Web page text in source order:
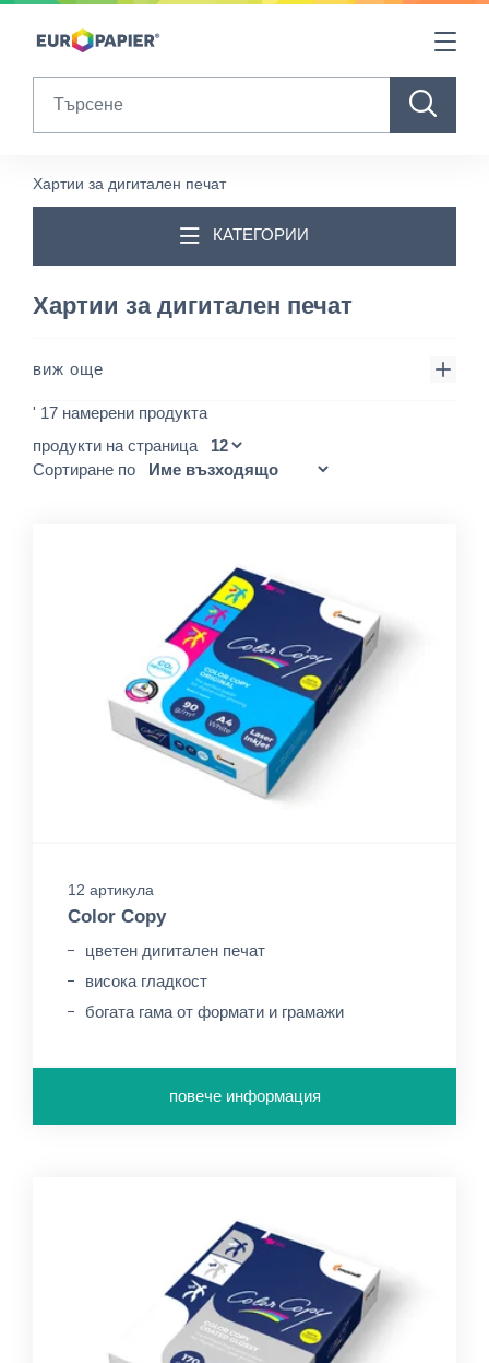
Table Of Content
Хартии за дигитален печат
КАТЕГОРИИ
Хартии за дигитален печат
виж още
' 17 намерени продукта
продукти на страница
Сортиране по
12 артикула
Color Copy
цветен дигитален печат
висока гладкост
богата гама от формати и грамажи
повече информация